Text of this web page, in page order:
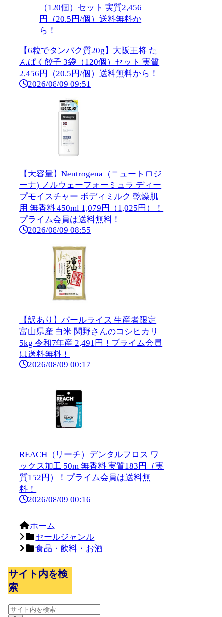
【6粒でタンパク質20g】大阪王将 た
んぱく餃子 3袋（120個）セット 実質
2,456円（20.5円/個）送料無料から！
2026/08/09 09:51
【大容量】Neutrogena（ニュートロジ
ーナ) ノルウェーフォーミュラ ディー
プモイスチャー ボディミルク 乾燥肌
用 無香料 450ml 1,079円（1,025円）！
プライム会員は送料無料！
2026/08/09 08:55
【訳あり】パールライス 生産者限定
富山県産 白米 関野さんのコシヒカリ
5kg 令和7年産 2,491円！プライム会員
は送料無料！
2026/08/09 00:17
REACH（リーチ）デンタルフロス ワ
ックス加工 50m 無香料 実質183円（実
質152円）！プライム会員は送料無
料！
2026/08/09 00:16
ホーム
セールジャンル
食品・飲料・お酒
サイト内を検
索